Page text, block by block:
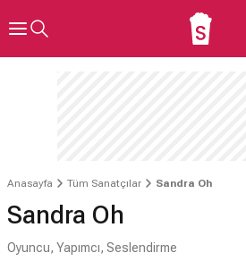
Anasayfa Tüm Sanatçılar Sandra Oh
Sandra Oh
Oyuncu, Yapımcı, Seslendirme